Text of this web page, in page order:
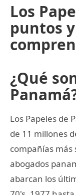
Los
puntos
¿Qué
Los Papeles de
de 11 millones
compañías
abogados
abarcan los